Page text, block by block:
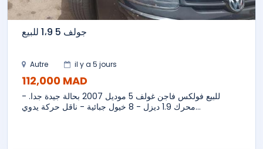
جولف 5 1،9 للبيع
Autre il y a 5 jours
112,000 MAD
للبيع فولكس فاجن غولف 5 موديل 2007 بحالة جيدة جدا. -
محرك 1.9 ديزل - 8 خيول جبائية - ناقل حركة يدوي...